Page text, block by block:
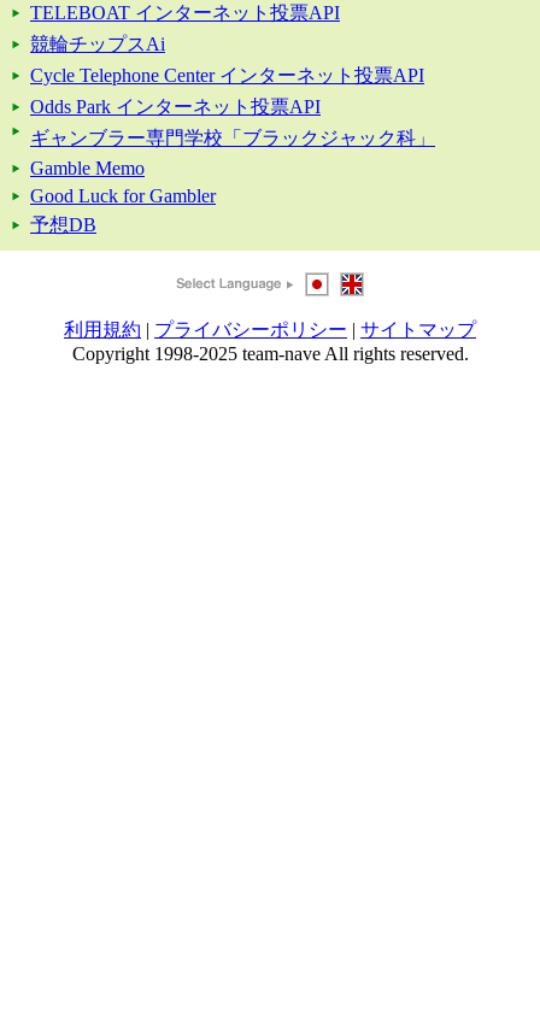
TELEBOAT インターネット投票API
競輪チップスAi
Cycle Telephone Center インターネット投票API
Odds Park インターネット投票API
ギャンブラー専門学校「ブラックジャック科」
Gamble Memo
Good Luck for Gambler
予想DB
利用規約 | プライバシーポリシー | サイトマップ
Copyright 1998-2025 team-nave All rights reserved.